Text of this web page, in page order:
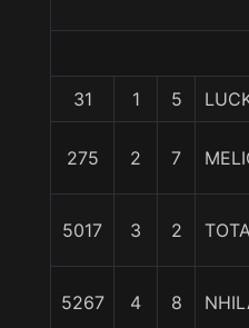
31 1 5
275 2 7
5017 3 2
5267 4 8